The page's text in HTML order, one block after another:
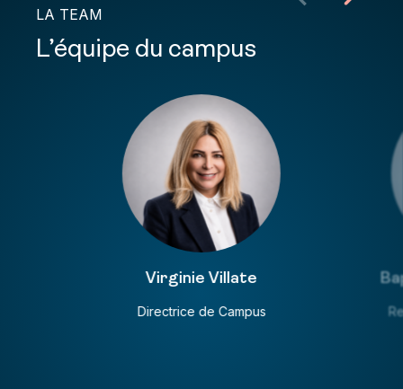
LA TEAM
L’équipe du campus
Virginie Villate
Directrice de Campus